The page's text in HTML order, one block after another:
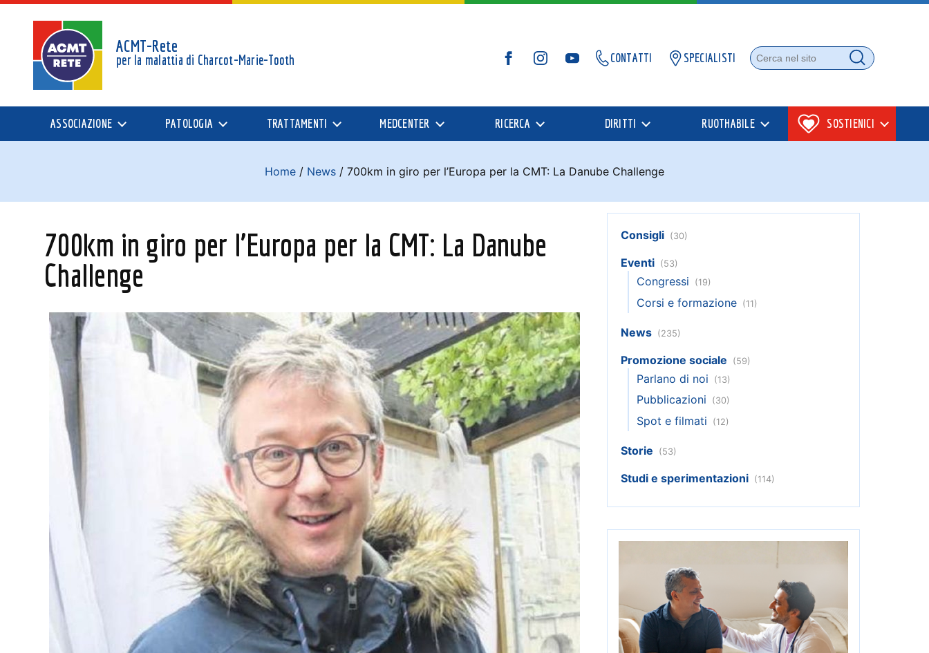
ACMT-Rete
per la malattia di Charcot-Marie-Tooth FacebookInstagramYouTube
CONTATTI SPECIALISTI
Cerca nel sito
Cerca
ASSOCIAZIONE PATOLOGIA TRATTAMENTI MEDCENTER RICERCA DIRITTI RUOTHABILE SOSTIENICI
Home / News / 700km in giro per l’Europa per la CMT: La Danube Challenge
700km in giro per l’Europa per la CMT: La Danube
Challenge
Consigli (30)
Eventi (53)
Congressi (19)
Corsi e formazione (11)
News (235)
Promozione sociale (59)
Parlano di noi (13)
Pubblicazioni (30)
Spot e filmati (12)
Storie (53)
Studi e sperimentazioni (114)